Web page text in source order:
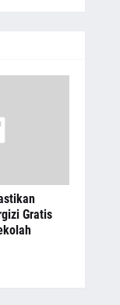
Gratis